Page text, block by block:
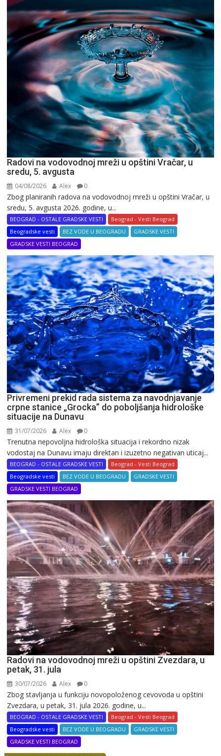
Radovi na vodovodnoj mreži u opštini Vračar, u
sredu, 5. avgusta
04/08/2026 Alex 0
Zbog planiranih radova na vodovodnoj mreži u opštini Vračar, u
sredu, 5. avgusta 2026. godine, u...
BEOGRAD - OSTALE GRADSKE VESTI
Beograd - Vesti Beograd
Beogradske vesti
BEZ VODE U BEOGRADU
GRADSKE VESTI
GRADSKE VESTI BEOGRAD
Privremeni prekid rada sistema za navodnjavanje
crpne stanice „Grocka” do poboljšanja hidrološke
situacije na Dunavu
31/07/2026 Alex 0
Trenutna nepovoljna hidrološka situacija i rekordno nizak
vodostaj na Dunavu imaju direktan i izuzetno negativan uticaj...
BEOGRAD - OSTALE GRADSKE VESTI
Beograd - Vesti Beograd
Beogradske vesti
BEZ VODE U BEOGRADU
GRADSKE VESTI
GRADSKE VESTI BEOGRAD
Radovi na vodovodnoj mreži u opštini Zvezdara, u
petak, 31. jula
30/07/2026 Alex 0
Zbog stavljanja u funkciju novopoloženog cevovoda u opštini
Zvezdara, u petak, 31. jula 2026. godine, u...
BEOGRAD - OSTALE GRADSKE VESTI
Beograd - Vesti Beograd
Beogradske vesti
BEZ VODE U BEOGRADU
GRADSKE VESTI
GRADSKE VESTI BEOGRAD